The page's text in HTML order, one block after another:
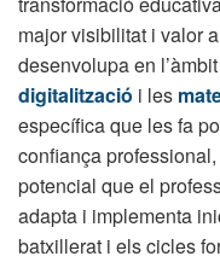
major visibilitat i valor
desenvolupa en
digitalització i les
específica que les fa
confiança
potencial que el
adapta i implementa
batxillerat i els cicles